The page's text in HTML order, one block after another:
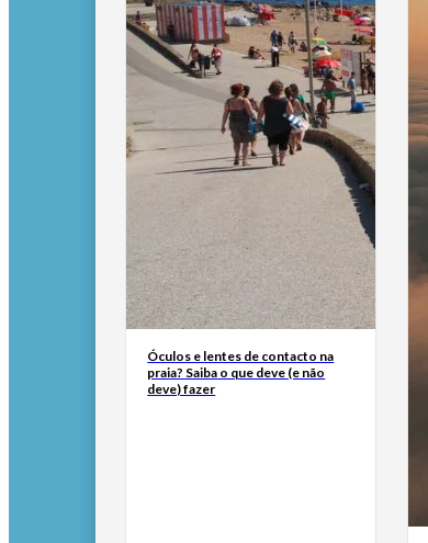
Óculos e lentes de contacto na
praia? Saiba o que deve (e não
deve) fazer